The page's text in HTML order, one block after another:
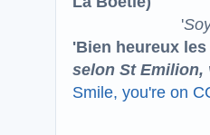
'
'Bien heureux
selon St Emilion,
Smile, you're on